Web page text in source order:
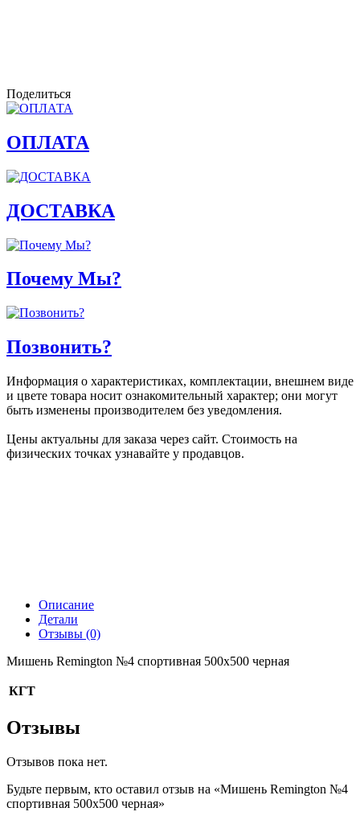
Поделиться
ОПЛАТА
ДОСТАВКА
Почему Мы?
Позвонить?
Информация о характеристиках, комплектации, внешнем виде
и цвете товара носит ознакомительный характер; они могут
быть изменены производителем без уведомления.
Цены актуальны для заказа через сайт. Стоимость на
физических точках узнавайте у продавцов.
Описание
Детали
Отзывы (0)
Мишень Remington №4 спортивная 500х500 черная
КГТ
Отзывы
Отзывов пока нет.
Будьте первым, кто оставил отзыв на «Мишень Remington №4
спортивная 500х500 черная»